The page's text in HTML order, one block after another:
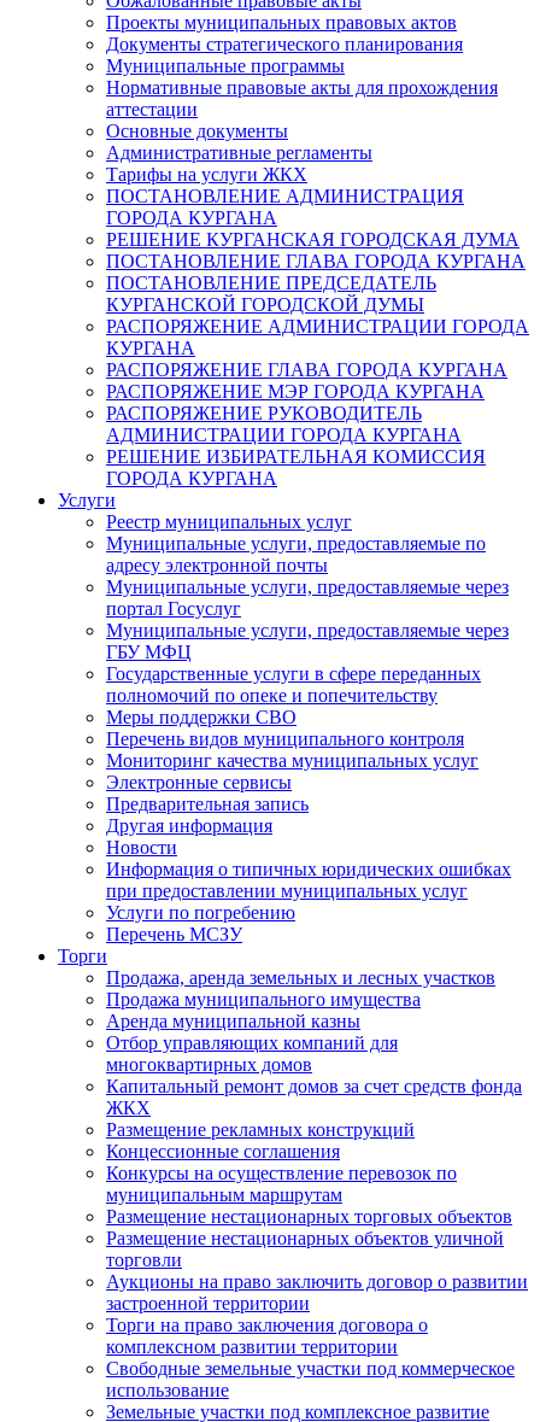
Проекты муниципальных правовых актов
Документы стратегического планирования
Муниципальные программы
Нормативные правовые акты для прохождения
аттестации
Основные документы
Административные регламенты
Тарифы на услуги ЖКХ
ПОСТАНОВЛЕНИЕ АДМИНИСТРАЦИЯ
ГОРОДА КУРГАНА
РЕШЕНИЕ КУРГАНСКАЯ ГОРОДСКАЯ ДУМА
ПОСТАНОВЛЕНИЕ ГЛАВА ГОРОДА КУРГАНА
ПОСТАНОВЛЕНИЕ ПРЕДСЕДАТЕЛЬ
КУРГАНСКОЙ ГОРОДСКОЙ ДУМЫ
РАСПОРЯЖЕНИЕ АДМИНИСТРАЦИИ ГОРОДА
КУРГАНА
РАСПОРЯЖЕНИЕ ГЛАВА ГОРОДА КУРГАНА
РАСПОРЯЖЕНИЕ МЭР ГОРОДА КУРГАНА
РАСПОРЯЖЕНИЕ РУКОВОДИТЕЛЬ
АДМИНИСТРАЦИИ ГОРОДА КУРГАНА
РЕШЕНИЕ ИЗБИРАТЕЛЬНАЯ КОМИССИЯ
ГОРОДА КУРГАНА
Услуги
Реестр муниципальных услуг
Муниципальные услуги, предоставляемые по
адресу электронной почты
Муниципальные услуги, предоставляемые через
портал Госуслуг
Муниципальные услуги, предоставляемые через
ГБУ МФЦ
Государственные услуги в сфере переданных
полномочий по опеке и попечительству
Меры поддержки СВО
Перечень видов муниципального контроля
Мониторинг качества муниципальных услуг
Электронные сервисы
Предварительная запись
Другая информация
Новости
Информация о типичных юридических ошибках
при предоставлении муниципальных услуг
Услуги по погребению
Перечень МСЗУ
Торги
Продажа, аренда земельных и лесных участков
Продажа муниципального имущества
Аренда муниципальной казны
Отбор управляющих компаний для
многоквартирных домов
Капитальный ремонт домов за счет средств фонда
ЖКХ
Размещение рекламных конструкций
Концессионные соглашения
Конкурсы на осуществление перевозок по
муниципальным маршрутам
Размещение нестационарных торговых объектов
Размещение нестационарных объектов уличной
торговли
Аукционы на право заключить договор о развитии
застроенной территории
Торги на право заключения договора о
комплексном развитии территории
Свободные земельные участки под коммерческое
использование
Земельные участки под комплексное развитие